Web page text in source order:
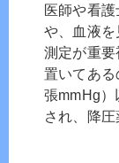
医師や看
や、血液
測定が重
置いてあ
張mmHg）
され、降